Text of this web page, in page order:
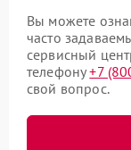
Вы можете
часто
сервисный
телефону+7
свой вопрос.